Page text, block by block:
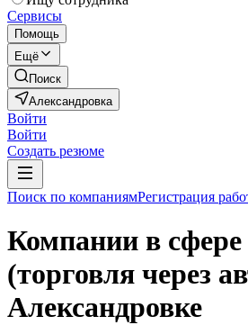
Сервисы
Помощь
Ещё
Поиск
Александровка
Войти
Войти
Создать резюме
Поиск по компаниямРегистрация
Компании в
(торговля через
Александровке